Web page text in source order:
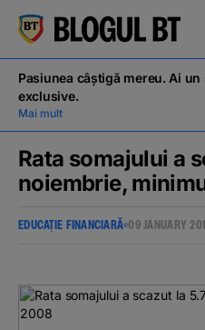
кириллица
BT Pay
Pasiunea câștigă mereu. Ai
exclusive.
Mai mult
Rata somajului a
noiembrie,
EDUCAȚIE FINANCIARĂ 09 JANUARY